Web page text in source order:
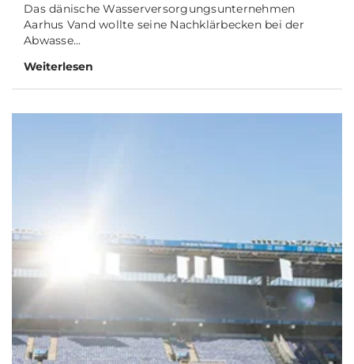
Das dänische Wasserversorgungsunternehmen
Aarhus Vand wollte seine Nachklärbecken bei der
Abwasse...
Weiterlesen